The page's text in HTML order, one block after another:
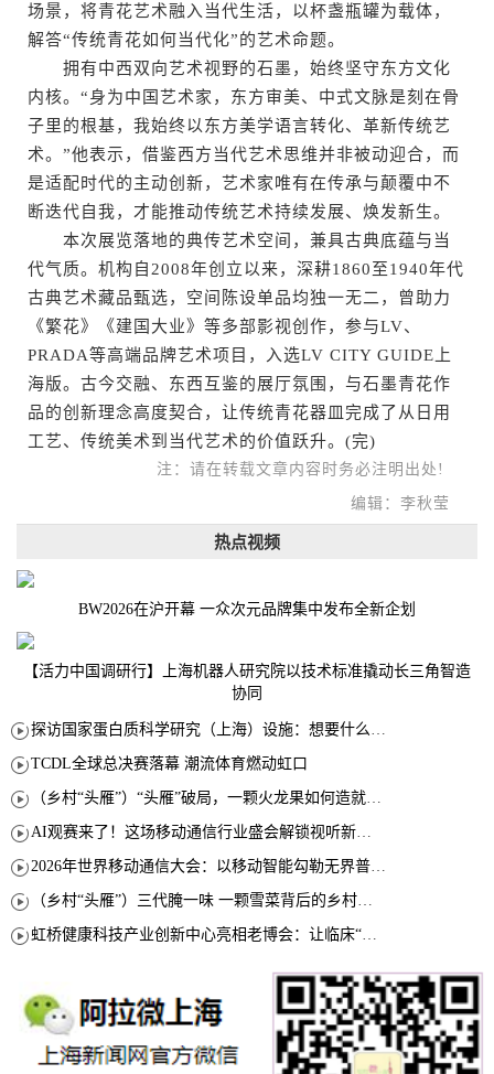
场景，将青花艺术融入当代生活，以杯盏瓶罐为载体，
解答“传统青花如何当代化”的艺术命题。
拥有中西双向艺术视野的石墨，始终坚守东方文化
内核。“身为中国艺术家，东方审美、中式文脉是刻在骨
子里的根基，我始终以东方美学语言转化、革新传统艺
术。”他表示，借鉴西方当代艺术思维并非被动迎合，而
是适配时代的主动创新，艺术家唯有在传承与颠覆中不
断迭代自我，才能推动传统艺术持续发展、焕发新生。
本次展览落地的典传艺术空间，兼具古典底蕴与当
代气质。机构自2008年创立以来，深耕1860至1940年代
古典艺术藏品甄选，空间陈设单品均独一无二，曾助力
《繁花》《建国大业》等多部影视创作，参与LV、
PRADA等高端品牌艺术项目，入选LV CITY GUIDE上
海版。古今交融、东西互鉴的展厅氛围，与石墨青花作
品的创新理念高度契合，让传统青花器皿完成了从日用
工艺、传统美术到当代艺术的价值跃升。(完)
注：请在转载文章内容时务必注明出处!
编辑：李秋莹
热点视频
BW2026在沪开幕 一众次元品牌集中发布全新企划
【活力中国调研行】上海机器人研究院以技术标准撬动长三角智造
协同
TCDL全球总决赛落幕 潮流体育燃动虹口